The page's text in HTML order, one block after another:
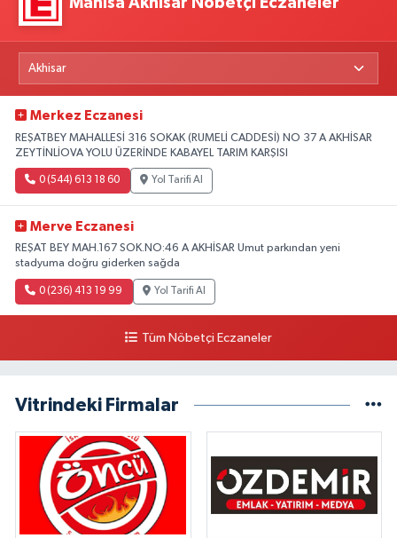
Merkez Eczanesi
REŞATBEY MAHALLESİ 316 SOKAK (RUMELİ CADDESİ) NO 37 A AKHİSAR
ZEYTİNLİOVA YOLU ÜZERİNDE KABAYEL TARIM KARŞISI
0 (544) 613 18 60 Yol Tarifi Al
Merve Eczanesi
REŞAT BEY MAH.167 SOK.NO:46 A AKHİSAR Umut parkından yeni
stadyuma doğru giderken sağda
0 (236) 413 19 99 Yol Tarifi Al
Tüm Nöbetçi Eczaneler
Vitrindeki Firmalar